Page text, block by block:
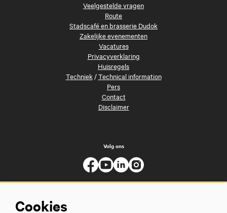
Veelgestelde vragen
Route
Stadscafé en brasserie Dudok
Zakelijke evenementen
Vacatures
Privacyverklaring
Huisregels
Techniek/Technical information
Pers
Contact
Disclaimer
Volg ons
Cookies